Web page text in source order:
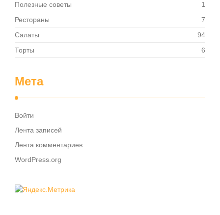
Полезные советы
1
Рестораны
7
Салаты
94
Торты
6
Мета
Войти
Лента записей
Лента комментариев
WordPress.org